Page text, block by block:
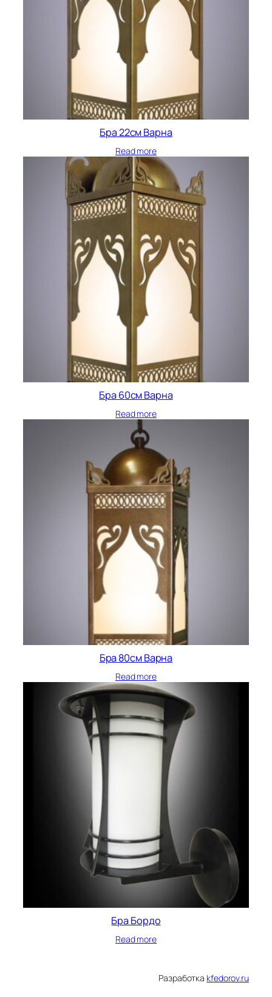
Бра 22см Варна
Read more
Бра 60см Варна
Read more
Бра 80см Варна
Read more
Бра Бордо
Read more
Разработка kfedorov.ru